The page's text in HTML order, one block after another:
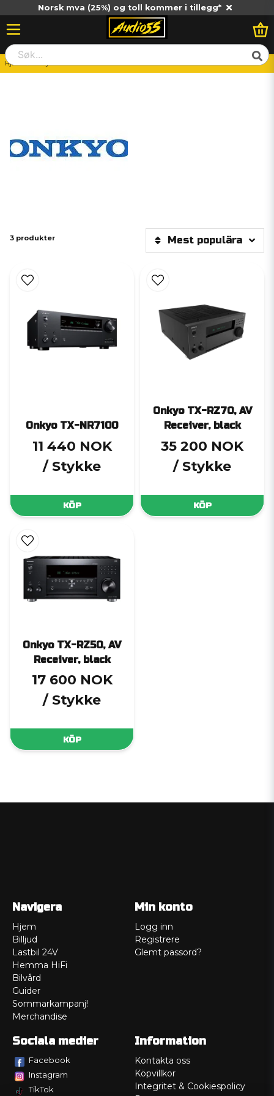
Norsk mva (25%) og toll kommer i tillegg*
Hjem Onkyo
3 produkter Mest populära
Onkyo TX-NR7100
11 440 NOK
/ Stykke
KÖP
Onkyo TX-RZ70, AV
Receiver, black
35 200 NOK
/ Stykke
KÖP
Onkyo TX-RZ50, AV
Receiver, black
17 600 NOK
/ Stykke
KÖP
Navigera
Hjem
Billjud
Lastbil 24V
Hemma HiFi
Bilvård
Guider
Sommarkampanj!
Merchandise
Min konto
Logg inn
Registrere
Glemt passord?
Sociala medier
Facebook
Instagram
TikTok
Information
Kontakta oss
Köpvillkor
Integritet & Cookiespolicy